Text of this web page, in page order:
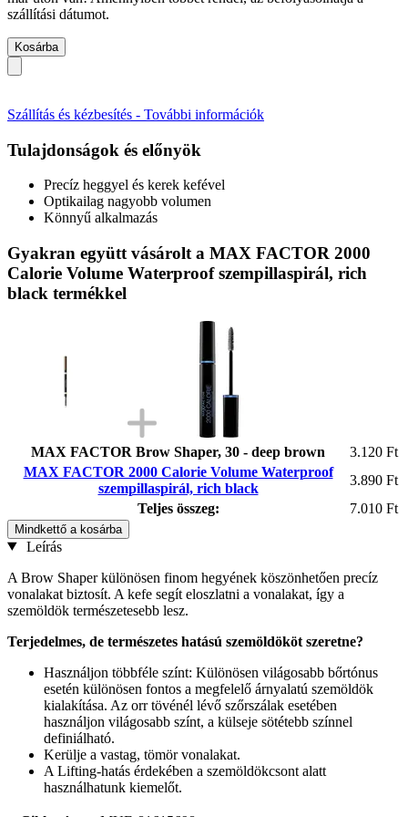
szállítási dátumot.
Kosárba
Szállítás és kézbesítés - További információk
Tulajdonságok és előnyök
Precíz heggyel és kerek kefével
Optikailag nagyobb volumen
Könnyű alkalmazás
Gyakran együtt vásárolt a MAX FACTOR 2000
Calorie Volume Waterproof szempillaspirál, rich
black termékkel
MAX FACTOR Brow Shaper, 30 - deep brown
3.120 Ft
MAX FACTOR 2000 Calorie Volume Waterproof
szempillaspirál, rich black
3.890 Ft
Teljes összeg:
7.010 Ft
Mindkettő a kosárba
Leírás
A Brow Shaper különösen finom hegyének köszönhetően precíz
vonalakat biztosít. A kefe segít eloszlatni a vonalakat, így a
szemöldök természetesebb lesz.
Terjedelmes, de természetes hatású szemöldököt szeretne?
Használjon többféle színt: Különösen világosabb bőrtónus
esetén különösen fontos a megfelelő árnyalatú szemöldök
kialakítása. Az orr tövénél lévő szőrszálak esetében
használjon világosabb színt, a külseje sötétebb színnel
definiálható.
Kerülje a vastag, tömör vonalakat.
A Lifting-hatás érdekében a szemöldökcsont alatt
használhatunk kiemelőt.